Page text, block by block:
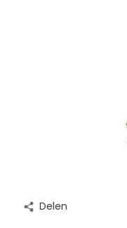
Delen